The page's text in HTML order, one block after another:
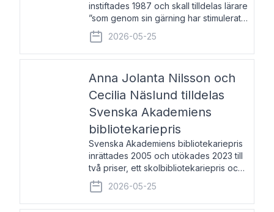
instiftades 1987 och skall tilldelas lärare
”som genom sin gärning har stimulerat
intresset hos unga människor för
svenska språket och litteraturen”.
Prisutdelning och samtal med
2026-05-25
Anna Jolanta Nilsson och
Cecilia Näslund tilldelas
Svenska Akademiens
bibliotekariepris
Svenska Akademiens bibliotekariepris
inrättades 2005 och utökades 2023 till
två priser, ett skolbibliotekariepris och
ett folkbibliotekariepris. Priserna skall
tilldelas bibliotekarier vid svenska folk-
och skolbibliotek som gjort värdefull
2026-05-25